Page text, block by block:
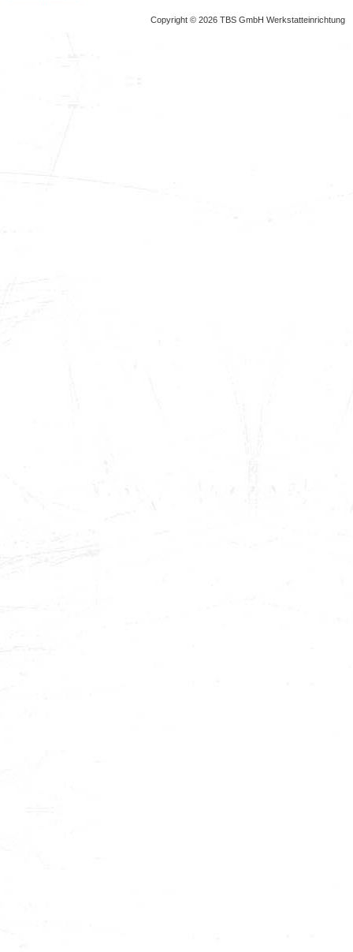
Copyright © 2026 TBS GmbH Werkstatteinrichtung